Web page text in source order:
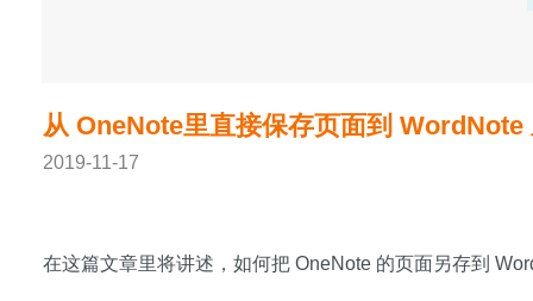
从 OneNote里直接保存页面到 WordNote
2019-11-17
在这篇文章里将讲述，如何把 OneNote 的页面另存到